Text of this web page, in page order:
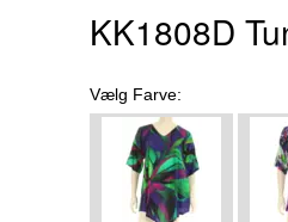
KK1808D
Vælg Farve: